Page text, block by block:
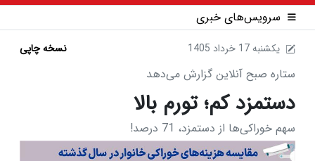
سرویس‌های خبری
1405 يکشنبه 17 خرداد نسخه چاپی
ستاره صبح آنلاین گزارش می‌دهد
دستمزد کم؛ تورم بالا
سهم خوراکی‌ها از دستمزد، 71 درصد!